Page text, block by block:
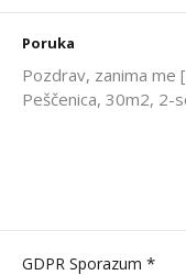
Poruka
GDPR Sporazum *